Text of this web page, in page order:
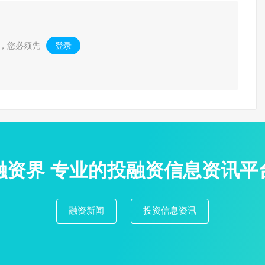
您必须先 登录 。
资界 专业的投融资信息资讯平
融资新闻 投资信息资讯